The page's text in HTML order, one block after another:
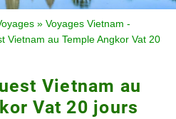
» Voyages Vietnam -
Vietnam au Temple Angkor Vat 20
Vietnam au
Vat 20 jours